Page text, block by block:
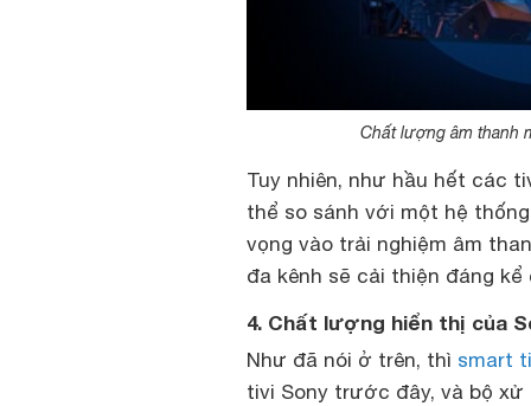
Chất lượng âm thanh
Tuy nhiên, như hầu hết các
thể so sánh với một hệ
vọng vào trải nghiệm âm
đa kênh sẽ cải thiện đáng
4. Chất lượng hiển thị của
Như đã nói ở trên, thì smart
tivi Sony trước đây, và bộ